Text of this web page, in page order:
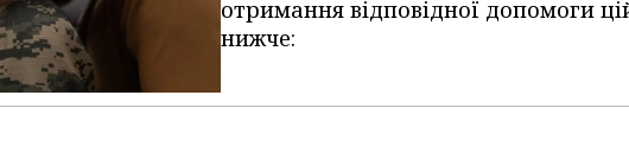
отримання відповідної допомоги
нижче: